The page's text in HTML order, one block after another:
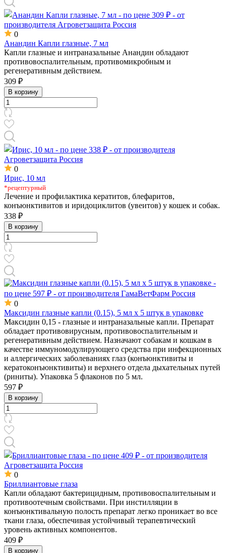
0
Анандин Капли глазные, 7 мл
Капли глазные и интраназальные Анандин обладают
противовоспалительным, противомикробным и
регенеративным действием.
309 ₽
В корзину
0
Ирис, 10 мл
*рецептурный
Лечение и профилактика кератитов, блефаритов,
конъюнктивитов и иридоциклитов (увеитов) у кошек и собак.
338 ₽
В корзину
0
Максидин глазные капли (0.15), 5 мл х 5 штук в упаковке
Максидин 0,15 - глазные и интраназальные капли. Препарат
обладает противовирусным, противовоспалительным и
регенеративным действием. Назначают собакам и кошкам в
качестве иммуномодулирующего средства при инфекционных
и аллергических заболеваниях глаз (конъюнктивиты и
кератоконъюнктивиты) и верхнего отдела дыхательных путей
(риниты). Упаковка 5 флаконов по 5 мл.
597 ₽
В корзину
0
Бриллиантовые глаза
Капли обладают бактерицидным, противовоспалительным и
противоотечным свойствами. При инстилляции в
конъюнктивальную полость препарат легко проникает во все
ткани глаза, обеспечивая устойчивый терапевтический
уровень активных компонентов.
409 ₽
В корзину